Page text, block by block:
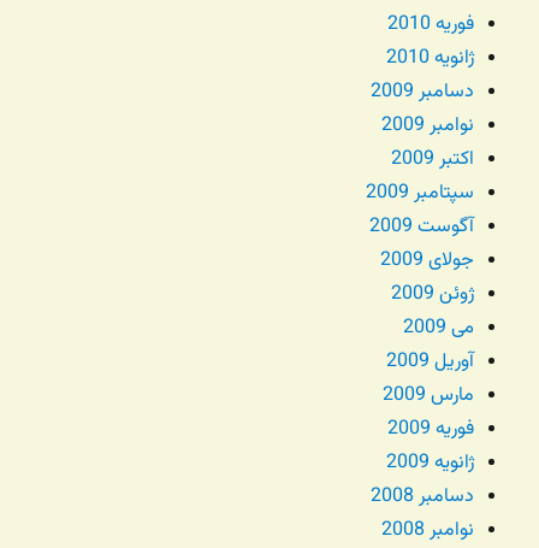
فوریه 2010
ژانویه 2010
دسامبر 2009
نوامبر 2009
اکتبر 2009
سپتامبر 2009
آگوست 2009
جولای 2009
ژوئن 2009
می 2009
آوریل 2009
مارس 2009
فوریه 2009
ژانویه 2009
دسامبر 2008
نوامبر 2008